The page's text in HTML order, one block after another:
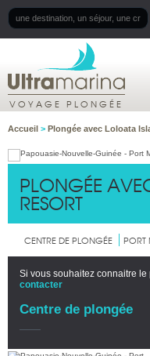
VOYAGE PLONGÉE
Accueil > Plongée avec Loloata
PLONGÉE
RESORT
CENTRE DE PLONGÉE PORT
Si vous souhaitez connaitre
contacter
Centre de plongée